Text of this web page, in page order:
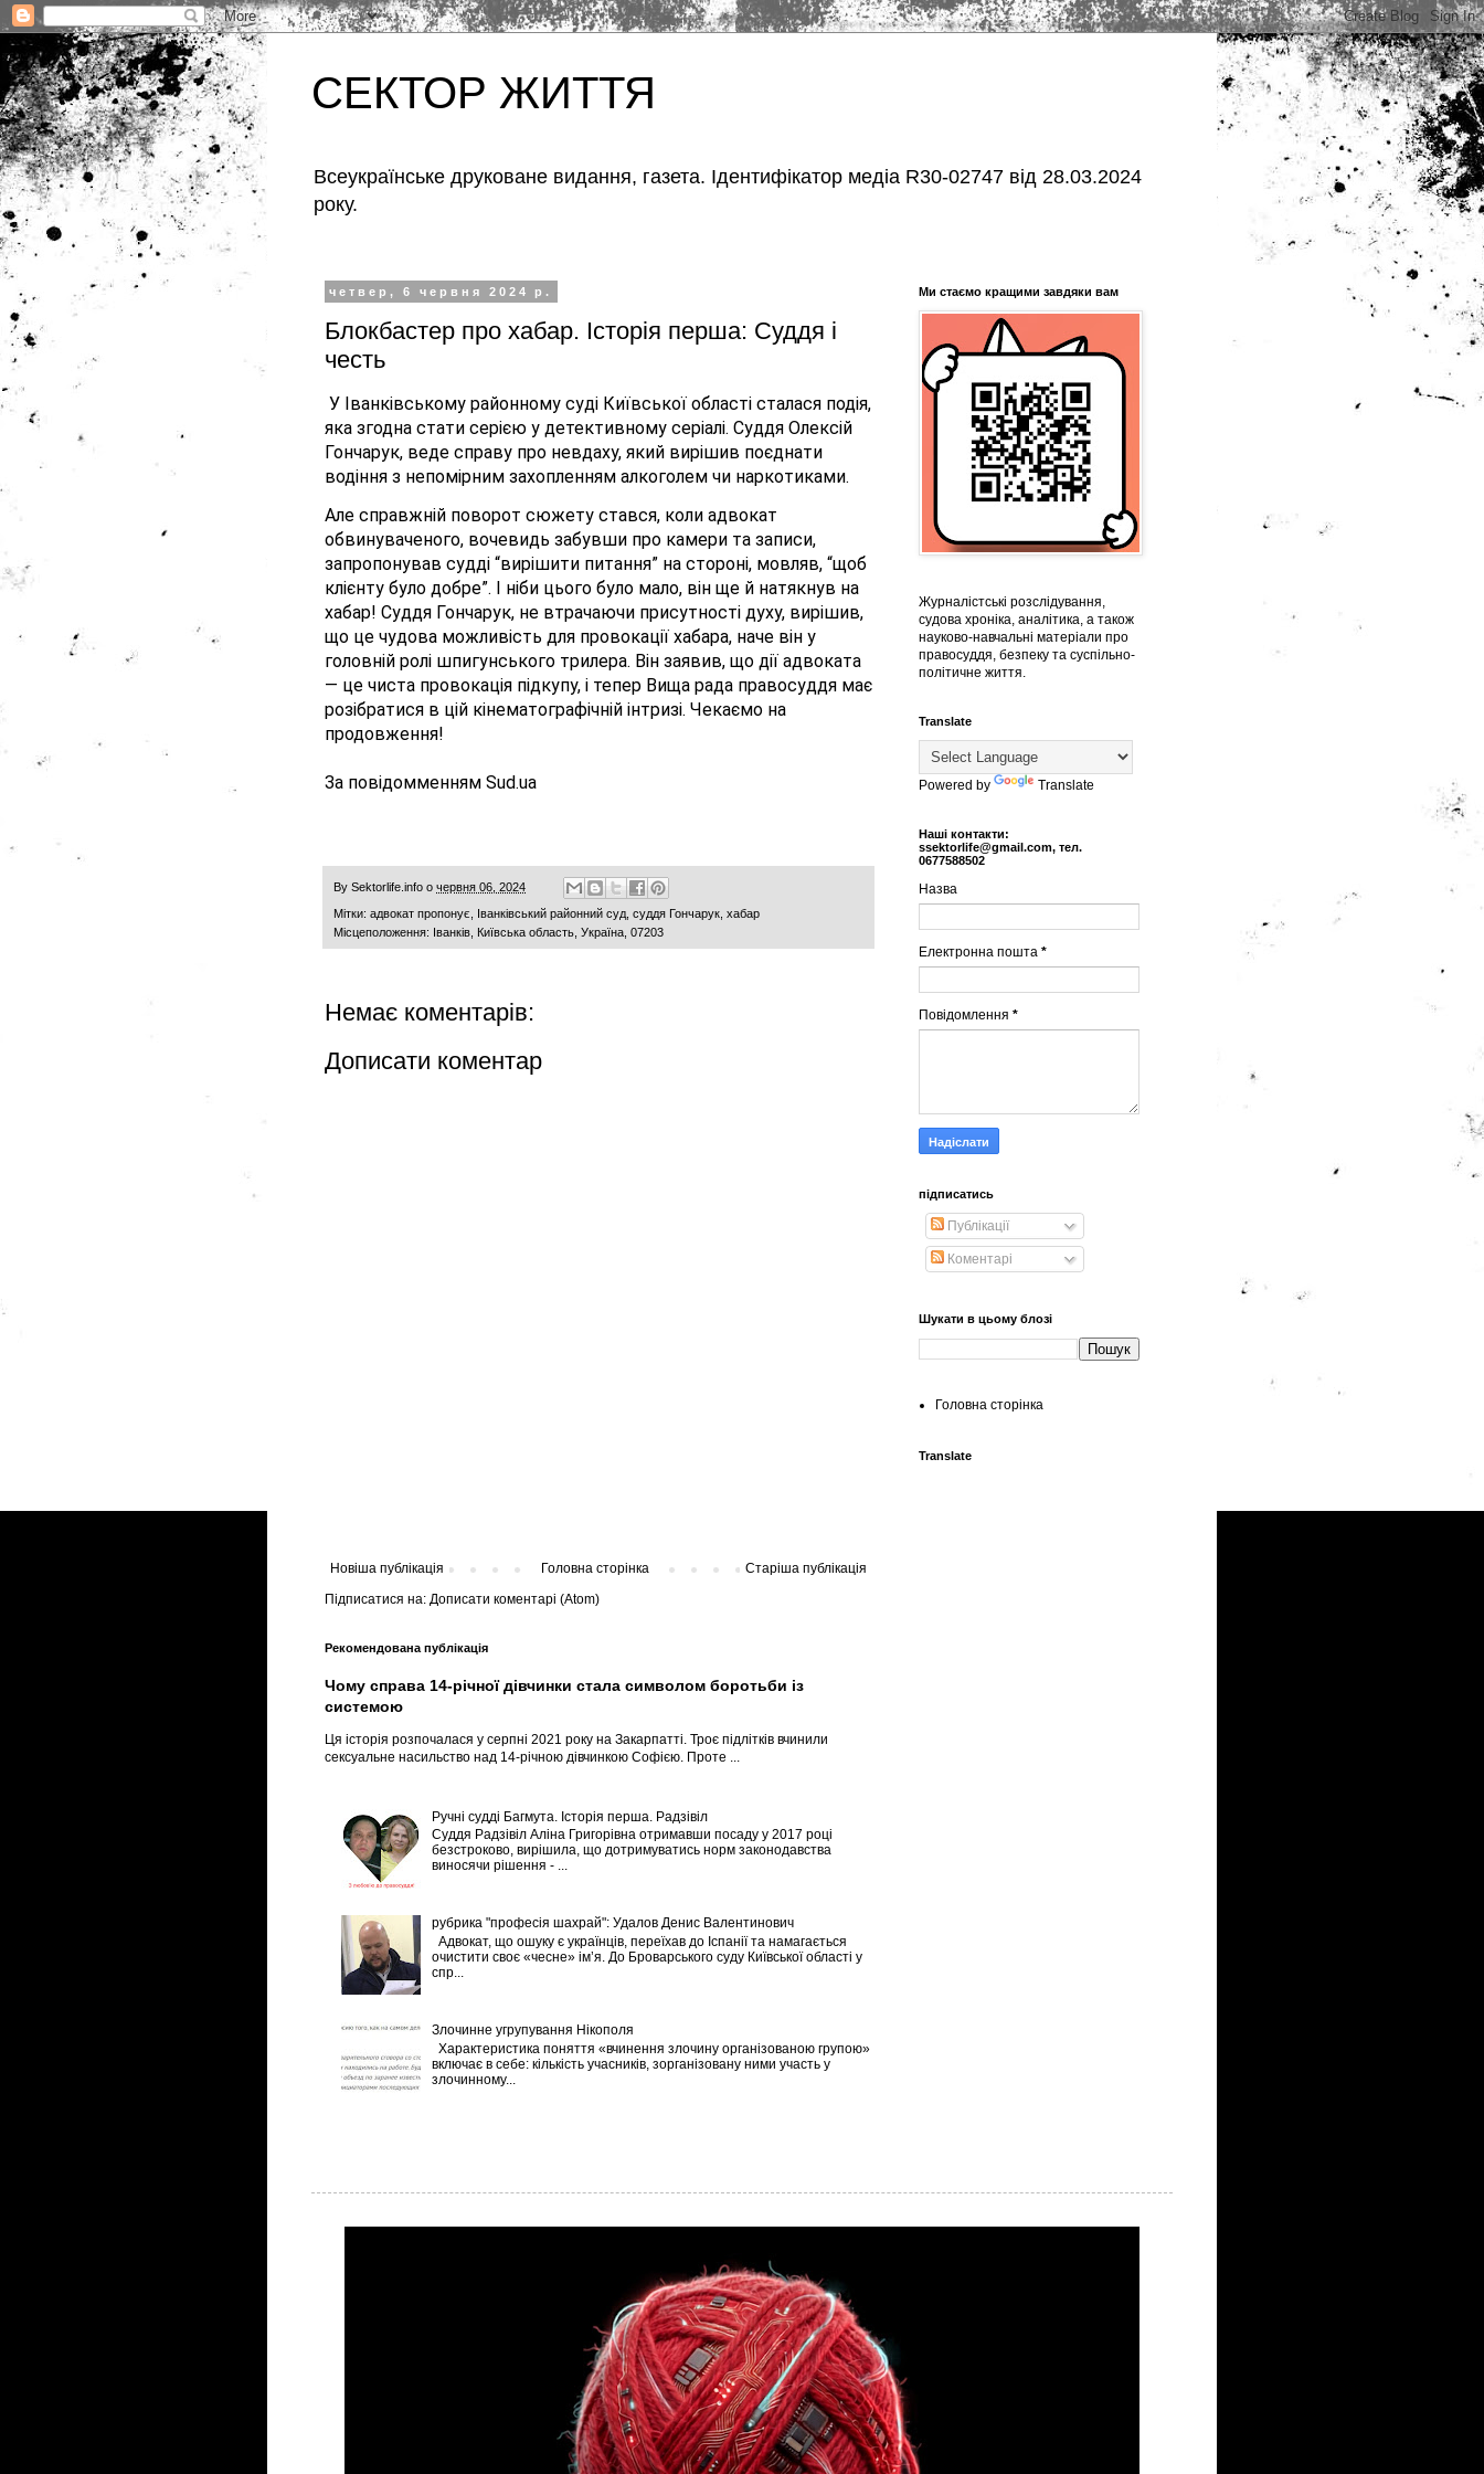
СЕКТОР ЖИТТЯ
Всеукраїнське друковане видання, газета. Ідентифікатор медіа R30-02747 від 28.03.2024
року.
четвер, 6 червня 2024 р.
Блокбастер про хабар. Історія перша: Суддя і
честь
У Іванківському районному суді Київської області сталася подія,
яка згодна стати серією у детективному серіалі. Суддя Олексій
Гончарук, веде справу про невдаху, який вирішив поєднати
водіння з непомірним захопленням алкоголем чи наркотиками.
Але справжній поворот сюжету стався, коли адвокат
обвинуваченого, вочевидь забувши про камери та записи,
запропонував судді “вирішити питання” на стороні, мовляв, “щоб
клієнту було добре”. І ніби цього було мало, він ще й натякнув на
хабар! Суддя Гончарук, не втрачаючи присутності духу, вирішив,
що це чудова можливість для провокації хабара, наче він у
головній ролі шпигунського трилера. Він заявив, що дії адвоката
— це чиста провокація підкупу, і тепер Вища рада правосуддя має
розібратися в цій кінематографічній інтризі. Чекаємо на
продовження!
За повідомменням Sud.ua
By Sektorlife.info о червня 06, 2024
Мітки: адвокат пропонує Іванківський районний суд суддя Гончарук хабар
Місцеположення: Іванків, Київська область, Україна, 07203
Немає коментарів:
Дописати коментар
Новіша публікація Старіша публікація
Головна сторінка
Підписатися на: Дописати коментарі (Atom)
Рекомендована публікація
Чому справа 14-річної дівчинки стала символом боротьби із
системою
Ця історія розпочалася у серпні 2021 року на Закарпатті. Троє підлітків вчинили
сексуальне насильство над 14-річною дівчинкою Софією. Проте ...
Ручні судді Багмута. Історія перша. Радзівіл
Суддя Радзівіл Аліна Григорівна отримавши посаду у 2017 році
безстроково, вирішила, що дотримуватись норм законодавства
виносячи рішення - ...
рубрика "професія шахрай": Удалов Денис Валентинович
Адвокат, що ошуку є українців, переїхав до Іспанії та намагається
очистити своє «чесне» ім’я. До Броварського суду Київської області у
спр...
Злочинне угрупування Нікополя
Характеристика поняття «вчинення злочину організованою групою»
включає в себе: кількість учасників, зорганізовану ними участь у
злочинному...
Ми стаємо кращими завдяки вам
Журналістські розслідування,
судова хроніка, аналітика, а також
науково-навчальні матеріали про
правосуддя, безпеку та суспільно-
політичне життя.
Translate
Powered by Translate
Наші контакти:
ssektorlife@gmail.com, тел.
0677588502
Назва
Електронна пошта *
Повідомлення *
підписатись
Публікації
Коментарі
Шукати в цьому блозі
Головна сторінка
Translate